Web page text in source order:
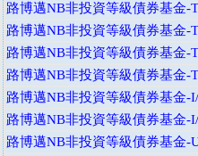
路博邁NB非投資等級債券基金-
路博邁NB非投資等級債券基金-
路博邁NB非投資等級債券基金-
路博邁NB非投資等級債券基金-
路博邁NB非投資等級債券基金-
路博邁NB非投資等級債券基金-
路博邁NB非投資等級債券基金-